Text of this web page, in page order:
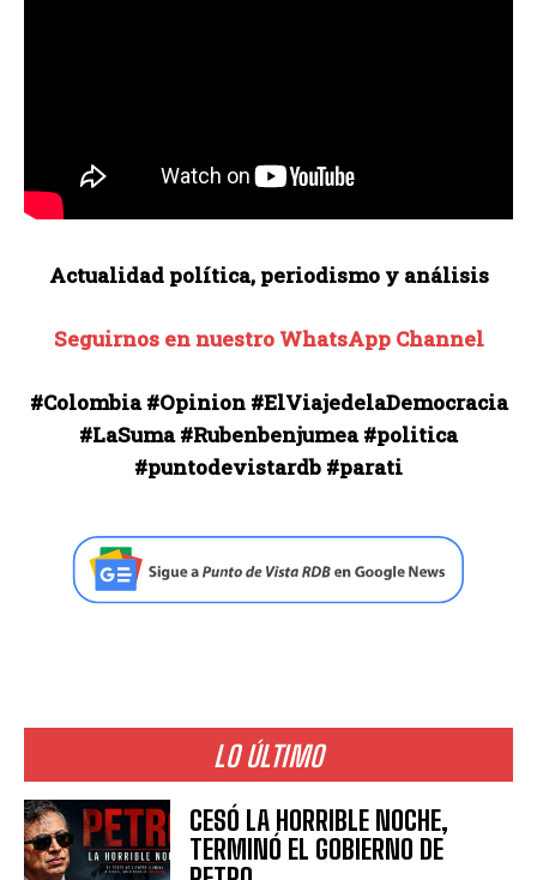
Actualidad política, periodismo y análisis
Seguirnos en nuestro WhatsApp Channel
#Colombia #Opinion #ElViajedelaDemocracia
#LaSuma #Rubenbenjumea #politica
#puntodevistardb #parati
LO ÚLTIMO
CESÓ LA HORRIBLE NOCHE,
TERMINÓ EL GOBIERNO DE